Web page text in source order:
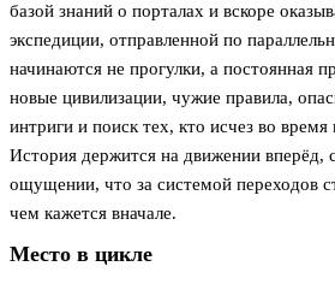
базой знаний о порталах и вскоре
экспедиции, отправленной по
начинаются не прогулки, а постоянная
новые цивилизации, чужие правила,
интриги и поиск тех, кто исчез во
История держится на движении вперёд,
ощущении, что за системой переходов
чем кажется вначале.
Место в цикле